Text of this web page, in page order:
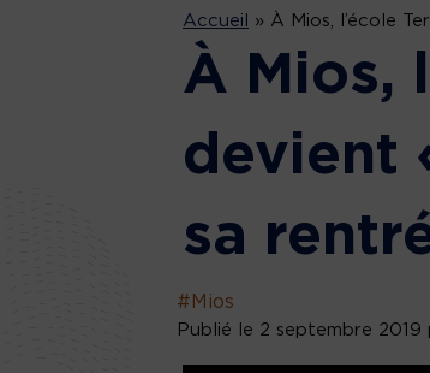
Accueil » À Mios, l’école
À Mios,
devient
sa
#Mios
Publié le 2 septembre 2019